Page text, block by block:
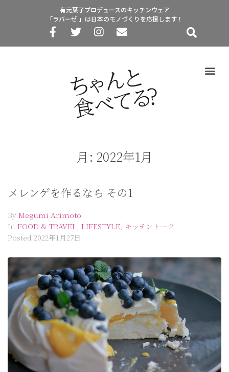
有元葉子プロデュースのキッチンウェア
「ラバーゼ 」は日本のモノづくりを応援します！
月: 2022年1月
メレンゲを作るなら その1
By Megumi Arimoto
In FOOD & TRAVEL, LIFESTYLE, キッチントーク
Posted 2022年1月27日